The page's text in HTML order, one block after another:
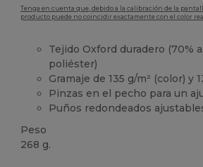
Tenga en cuenta que, debido a la calibración de la
producto puede no coincidir exactamente con el color
Tejido Oxford duradero (70%
poliéster)
Gramaje de 135 g/m² (color) y
Pinzas en el pecho para un
Puños redondeados
Peso
268 g.